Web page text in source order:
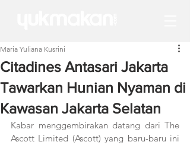
Citadines Antasari Jakarta
Tawarkan Hunian Nyaman di
Kawasan Jakarta Selatan
Maria Yuliana Kusrini
Kabar menggembirakan datang dari The
Ascott Limited (Ascott) yang baru-baru ini